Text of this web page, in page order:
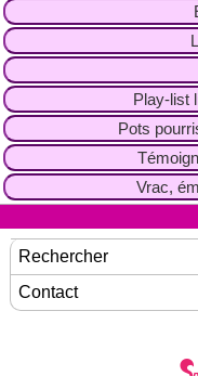
Play-list
Pots
Vrac,
Rechercher
Contact